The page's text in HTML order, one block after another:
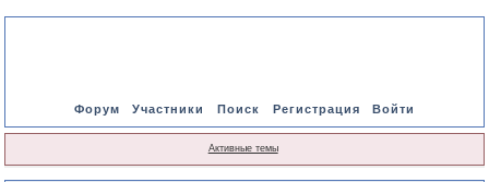
Форум Участники Поиск Регистрация Войти
Активные темы